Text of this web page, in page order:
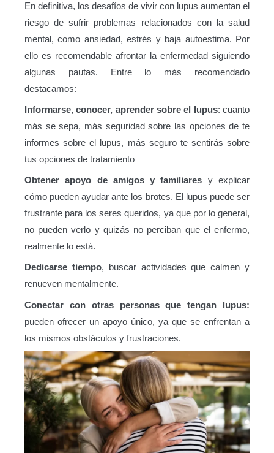
En definitiva, los desafíos de vivir con lupus aumentan el
riesgo de sufrir problemas relacionados con la salud
mental, como ansiedad, estrés y baja autoestima. Por
ello es recomendable afrontar la enfermedad siguiendo
algunas pautas. Entre lo más recomendado
destacamos:
Informarse, conocer, aprender sobre el lupus: cuanto
más se sepa, más seguridad sobre las opciones de te
informes sobre el lupus, más seguro te sentirás sobre
tus opciones de tratamiento
Obtener apoyo de amigos y familiares y explicar
cómo pueden ayudar ante los brotes. El lupus puede ser
frustrante para los seres queridos, ya que por lo general,
no pueden verlo y quizás no perciban que el enfermo,
realmente lo está.
Dedicarse tiempo, buscar actividades que calmen y
renueven mentalmente.
Conectar con otras personas que tengan lupus:
pueden ofrecer un apoyo único, ya que se enfrentan a
los mismos obstáculos y frustraciones.